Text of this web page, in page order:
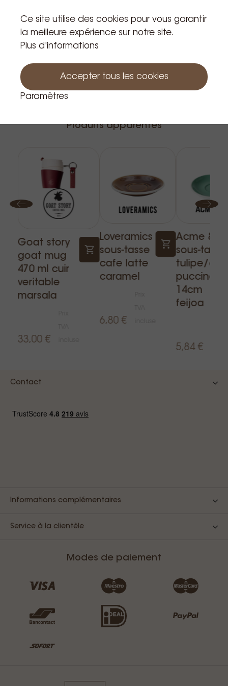
Produits apparentés
Goat story
goat mug
470 ml cuir
veritable
marsala
33,00 €
Loveramics
sous-tasse
cafe latte
caramel
6,80 €
Acme &
sous-tasse
tulipe/cap
puccino
14cm
feijoa
5,84 €
Contact
Informations complémentaires
Service à la clientèle
Modes de paiement
Ce site utilise des cookies pour vous garantir
la meilleure expérience sur notre site.
Plus d'informations
Accepter tous les cookies
Paramètres